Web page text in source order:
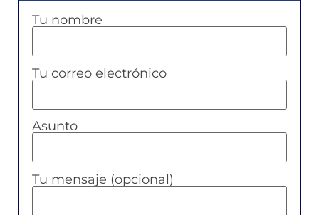
Tu nombre
Tu correo electrónico
Asunto
Tu mensaje (opcional)